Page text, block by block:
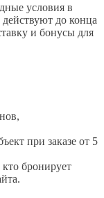
условия в
до конца
и бонусы для
при заказе от 5
бронирует